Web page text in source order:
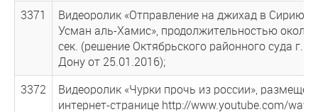
3371
Видеоролик «Отправление на джихад в Сирию |
Усман аль-Хамис», продолжительностью около
сек. (решение Октябрьского районного суда г.
Дону от 25.01.2016);
3372
Видеоролик «Чурки прочь из россии»,
интернет-странице http://www.youtube.com/